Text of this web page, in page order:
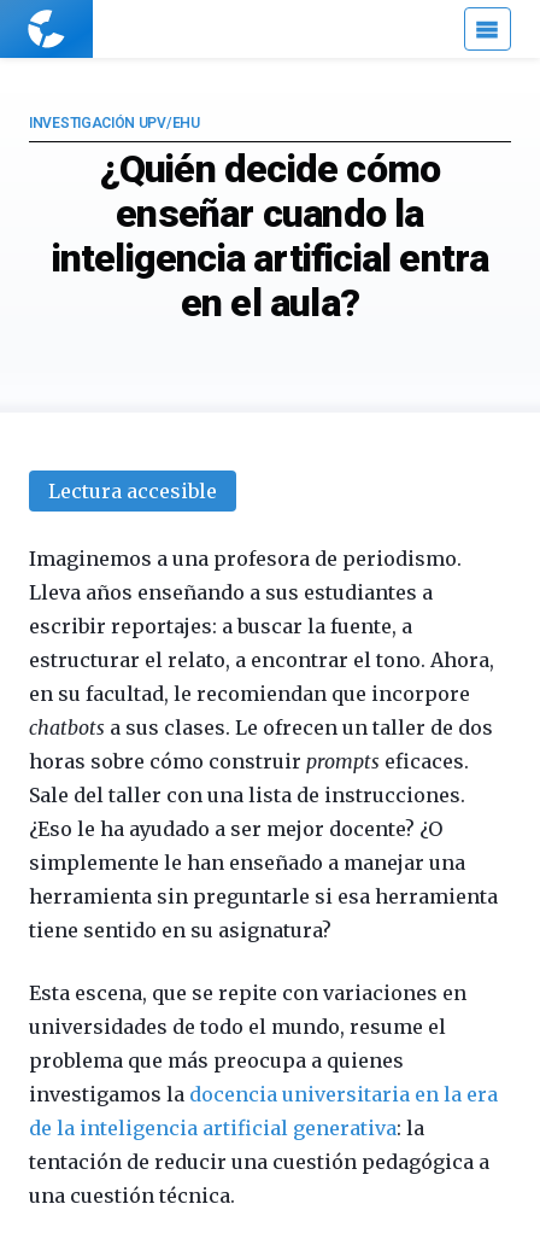
Cuaderno
¿Quién decide cómo
enseñar cuando la
inteligencia artificial entra
en el aula?
INVESTIGACIÓN UPV/EHU
Lectura accesible
Imaginemos a una profesora de periodismo.
Lleva años enseñando a sus estudiantes a
escribir reportajes: a buscar la fuente, a
estructurar el relato, a encontrar el tono. Ahora,
en su facultad, le recomiendan que incorpore
chatbots a sus clases. Le ofrecen un taller de dos
horas sobre cómo construir prompts eficaces.
Sale del taller con una lista de instrucciones.
¿Eso le ha ayudado a ser mejor docente? ¿O
simplemente le han enseñado a manejar una
herramienta sin preguntarle si esa herramienta
tiene sentido en su asignatura?
Esta escena, que se repite con variaciones en
universidades de todo el mundo, resume el
problema que más preocupa a quienes
investigamos la docencia universitaria en la era
de la inteligencia artificial generativa: la
tentación de reducir una cuestión pedagógica a
una cuestión técnica.